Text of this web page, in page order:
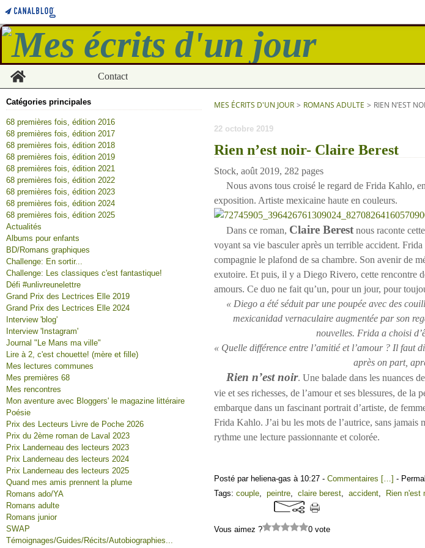
Home
Contact
Catégories principales
68 premières fois, édition 2016
68 premières fois, édition 2017
68 premières fois, édition 2018
68 premières fois, édition 2019
68 premières fois, édition 2021
68 premières fois, édition 2022
68 premières fois, édition 2023
68 premières fois, édition 2024
68 premières fois, édition 2025
Actualités
Albums pour enfants
BD/Romans graphiques
Challenge: En sortir...
Challenge: Les classiques c'est fantastique!
Défi #unlivreunelettre
Grand Prix des Lectrices Elle 2019
Grand Prix des Lectrices Elle 2024
Interview 'blog'
Interview 'Instagram'
Journal "Le Mans ma ville"
Lire à 2, c'est chouette! (mère et fille)
Mes lectures communes
Mes premières 68
Mes rencontres
Mon aventure avec Bloggers' le magazine littéraire
Poésie
Prix des Lecteurs Livre de Poche 2026
Prix du 2ème roman de Laval 2023
Prix Landerneau des lecteurs 2023
Prix Landerneau des lecteurs 2024
Prix Landerneau des lecteurs 2025
Quand mes amis prennent la plume
Romans ado/YA
Romans adulte
Romans junior
SWAP
Témoignages/Guides/Récits/Autobiographies...
MES ÉCRITS D'UN JOUR > ROMANS ADULTE > RIEN N’EST
22 octobre 2019
Rien n’est noir- Claire Berest
Stock, août 2019, 282 pages
Nous avons tous croisé le regard de Frida Kahlo,
exposition. Artiste mexicaine haute en couleurs.
Dans ce roman, Claire Berest nous raconte
voyant sa vie basculer après un terrible accident.
compagnie le plafond de sa chambre. Son avenir de
exutoire. Et puis, il y a Diego Rivero, cette rencontre
amours. Ce duo ne fait qu’un, pour un jour, pour
« Diego a été séduit par une poupée avec des
mexicanidad vernaculaire augmentée par son
nouvelles. Frida a choisi
« Quelle différence entre l’amitié et l’amour ? Il faut
après on part,
Rien n’est noir. Une balade dans les nuances
vie et ses richesses, de l’amour et ses blessures, de la
embarque dans un fascinant portrait d’artiste, de
Frida Kahlo. J’ai bu les mots de l’autrice, sans jamais
rythme une lecture passionnante et colorée.
Posté par heliena-gas à 10:27 - Commentaires […] -
Tags: couple, peintre, claire berest, accident, Rien n'est
Vous aimez ? 0 vote